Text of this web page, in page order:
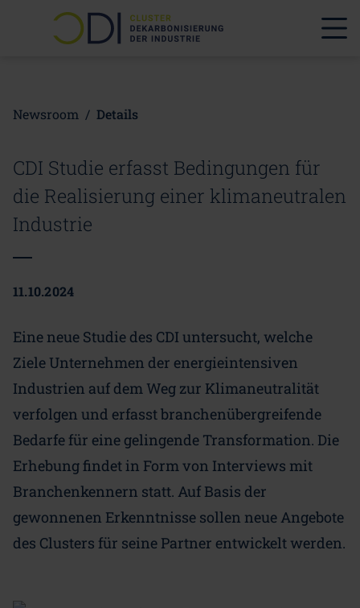
Newsroom / Details
CDI Studie erfasst Bedingungen für
die Realisierung einer klimaneutralen
Industrie
11.10.2024
Eine neue Studie des CDI untersucht, welche
Ziele Unternehmen der energieintensiven
Industrien auf dem Weg zur Klimaneutralität
verfolgen und erfasst branchenübergreifende
Bedarfe für eine gelingende Transformation. Die
Erhebung findet in Form von Interviews mit
Branchenkennern statt. Auf Basis der
gewonnenen Erkenntnisse sollen neue Angebote
des Clusters für seine Partner entwickelt werden.